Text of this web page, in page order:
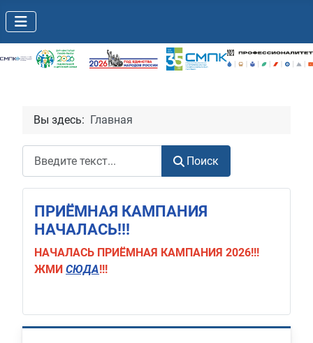
Вы здесь: Главная
Поиск
ПРИЁМНАЯ КАМПАНИЯ
НАЧАЛАСЬ!!!
НАЧАЛАСЬ ПРИЁМНАЯ КАМПАНИЯ 2026!!!
ЖМИ СЮДА!!!